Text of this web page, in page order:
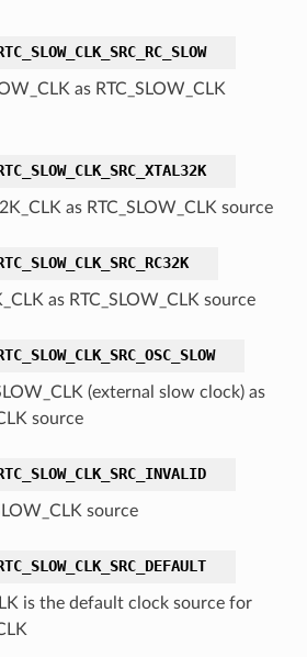
as RTC_SLOW_CLK
as RTC_SLOW_CLK source
as RTC_SLOW_CLK source
(external slow clock) as
source
source
is the default clock source for